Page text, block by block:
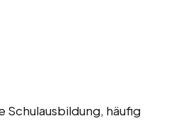
Schulausbildung, häufig